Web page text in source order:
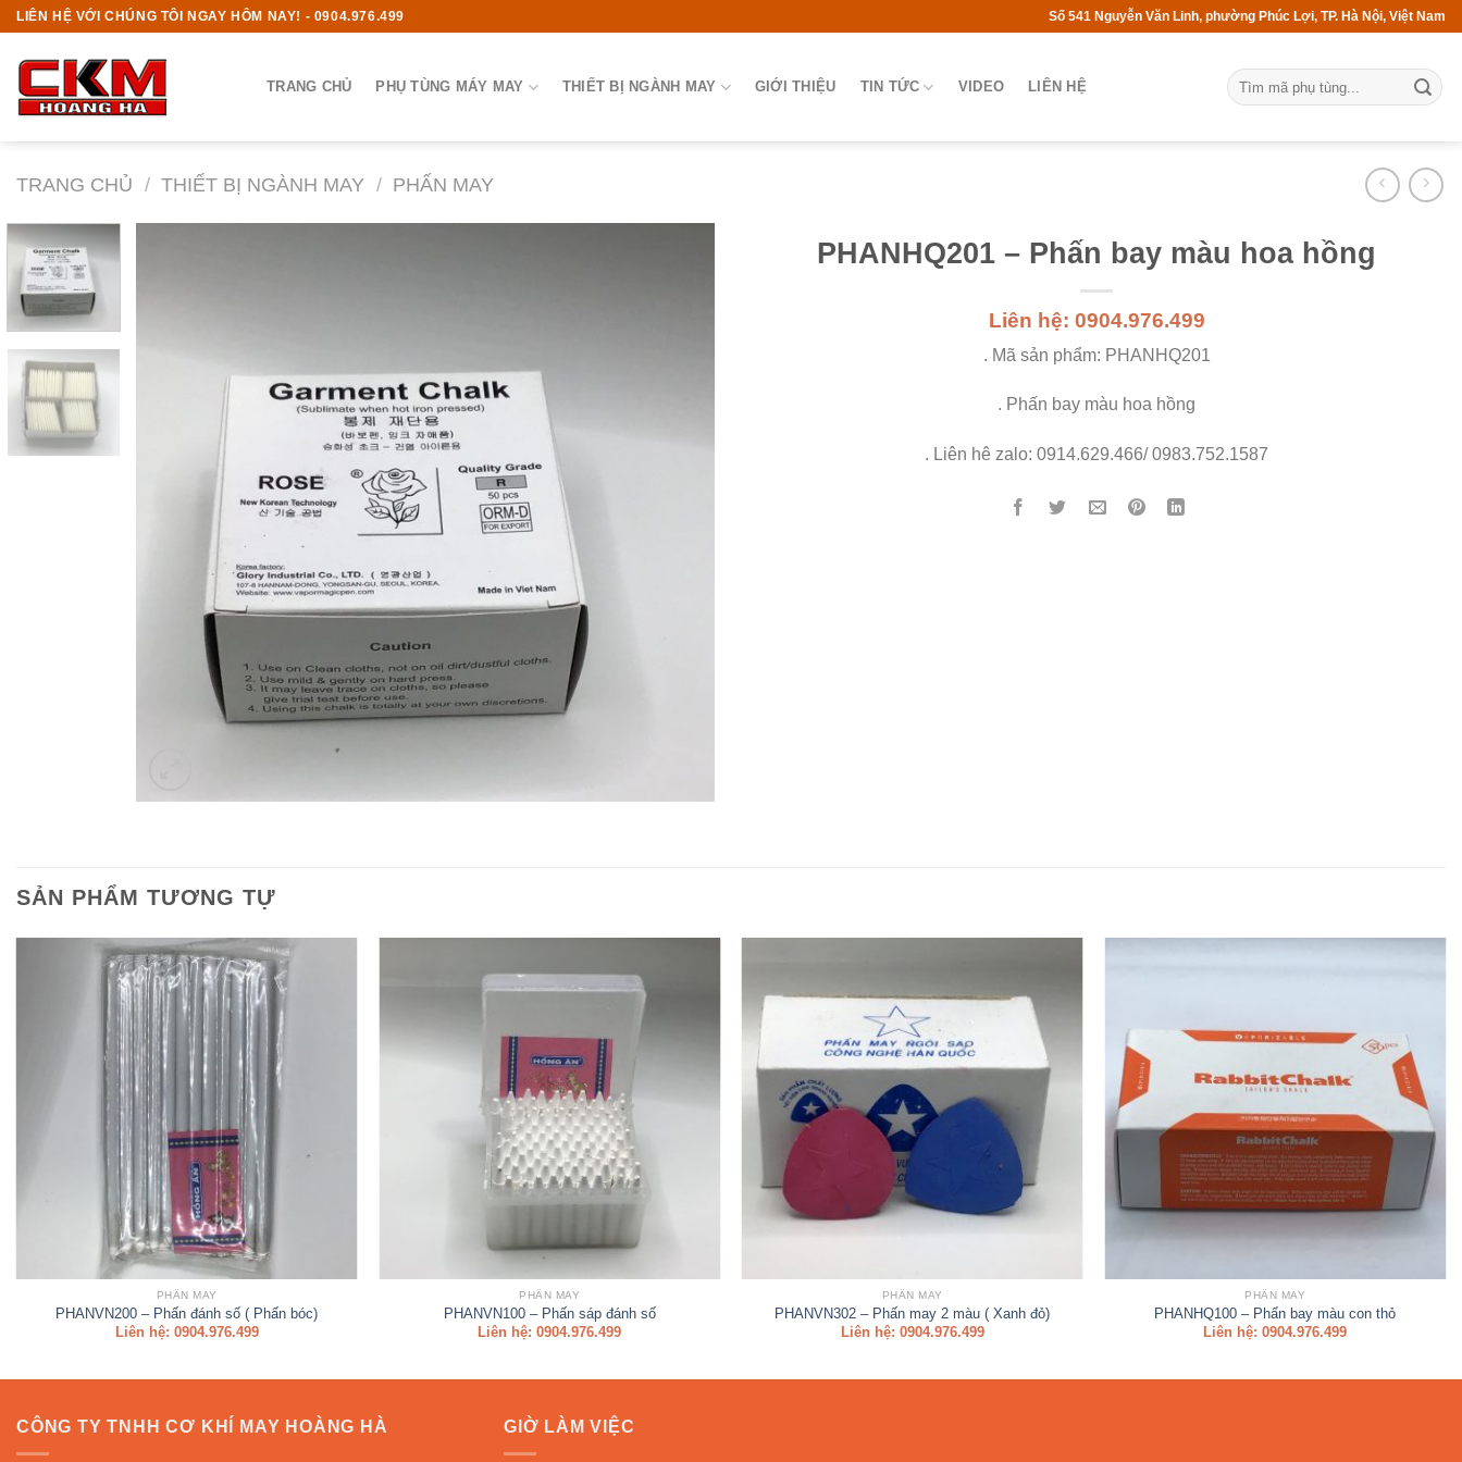
Skip
content
LIÊN HỆ VỚI CHÚNG TÔI NGAY HÔM NAY! - 0904.976.499 Số 541 Nguyễn Văn Linh, phường Phúc Lợi, TP. Hà Nội, Việt Nam
TRANG CHỦ PHỤ TÙNG MÁY MAY THIẾT BỊ NGÀNH MAY GIỚI THIỆU TIN TỨC VIDEO LIÊN HỆ
TRANG CHỦ / THIẾT BỊ NGÀNH MAY / PHẤN MAY
PHANHQ201 – Phấn bay màu hoa hồng
Liên hệ: 0904.976.499
. Mã sản phẩm: PHANHQ201
. Phấn bay màu hoa hồng
. Liên hê zalo: 0914.629.466/ 0983.752.1587
SẢN PHẨM TƯƠNG TỰ
PHẤN MAY
PHANVN200 – Phấn đánh số ( Phấn bóc)
Liên hệ: 0904.976.499
PHẤN MAY
PHANVN100 – Phấn sáp đánh số
Liên hệ: 0904.976.499
PHẤN MAY
PHANVN302 – Phấn may 2 màu ( Xanh đỏ)
Liên hệ: 0904.976.499
PHẤN MAY
PHANHQ100 – Phấn bay màu con thỏ
Liên hệ: 0904.976.499
CÔNG TY TNHH CƠ KHÍ MAY HOÀNG HÀ GIỜ LÀM VIỆC